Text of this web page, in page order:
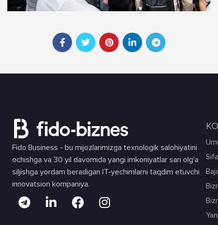
Fido Business - bu mijozlarimizga texnologik salohiyatini
ochishga va 30 yil davomida yangi imkoniyatlar sari olg'a
siljishga yordam beradigan IT-yechimlarni taqdim etuvchi
innovatsion kompaniya.